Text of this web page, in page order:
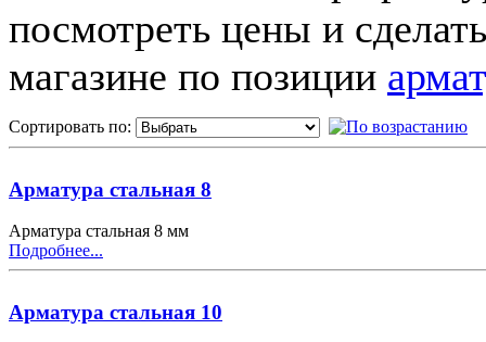
посмотреть цены и
магазине по позиции
Сортировать по:
Арматура стальная 8
Арматура стальная 8 мм
Подробнее...
Арматура стальная 10